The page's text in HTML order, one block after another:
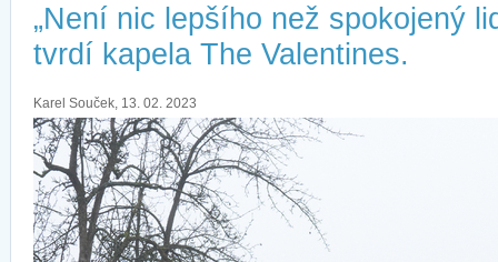
„Není nic lepšího než spokojený
tvrdí kapela The Valentines.
Karel Souček, 13. 02. 2023